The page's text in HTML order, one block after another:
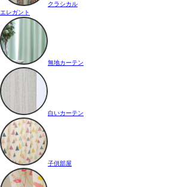
クラシカル
エレガント
無地カーテン
白いカーテン
子供部屋